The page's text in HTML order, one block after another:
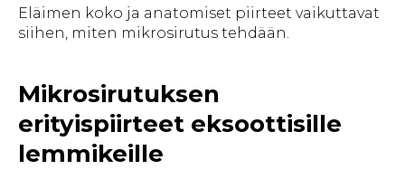
Eläimen koko ja anatomiset piirteet vaikuttavat
siihen, miten mikrosirutus tehdään.
Mikrosirutuksen
erityispiirteet eksoottisille
lemmikeille